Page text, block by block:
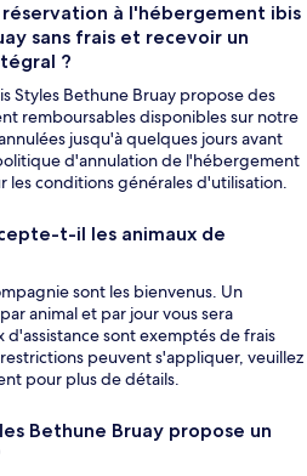
réservation à l'hébergement ibis
sans frais et recevoir un
?
Styles Bethune Bruay propose des
remboursables disponibles sur notre
jusqu'à quelques jours avant
d'annulation de l'hébergement
les conditions générales d'utilisation.
t-il les animaux de
sont les bienvenus. Un
animal et par jour vous sera
d'assistance sont exemptés de frais
peuvent s'appliquer, veuillez
pour plus de détails.
Bethune Bruay propose un